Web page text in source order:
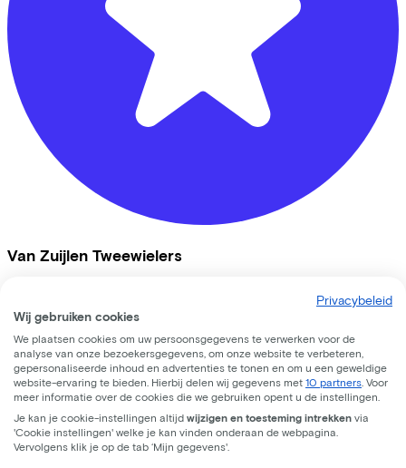
Van Zuijlen Tweewielers
3451 BK Vleuten
Privacybeleid
Wij gebruiken cookies
We plaatsen cookies om uw persoonsgegevens te verwerken voor de
analyse van onze bezoekersgegevens, om onze website te verbeteren,
gepersonaliseerde inhoud en advertenties te tonen en om u een geweldige
website-ervaring te bieden. Hierbij delen wij gegevens met 10 partners . Voor
meer informatie over de cookies die we gebruiken opent u de instellingen.
Je kan je cookie-instellingen altijd wijzigen en toesteming intrekken via
'Cookie instellingen' welke je kan vinden onderaan de webpagina.
Vervolgens klik je op de tab ‘Mijn gegevens'.